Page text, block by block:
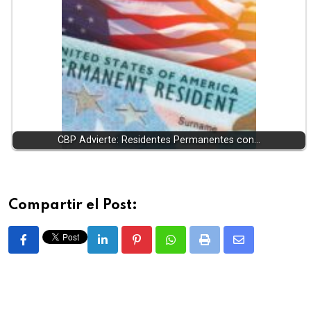
CBP Advierte: Residentes Permanentes con…
Compartir el Post:
LinkedIn PinterestWhatsappPrint
Share